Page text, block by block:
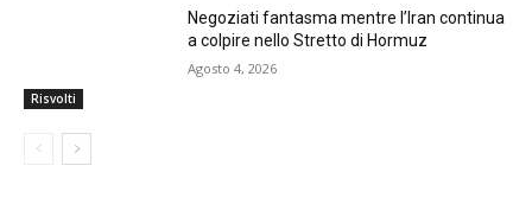
Risvolti
Negoziati fantasma mentre l’Iran continua
a colpire nello Stretto di Hormuz
Agosto 4, 2026